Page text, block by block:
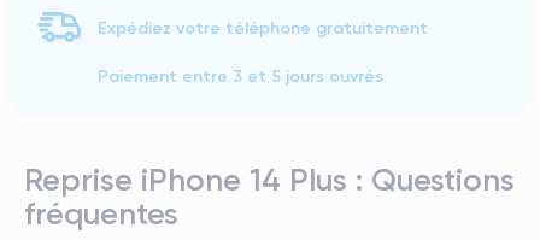
Expédiez votre téléphone gratuitement
Paiement entre 3 et 5 jours ouvrés
Reprise iPhone 14 Plus : Questions
fréquentes